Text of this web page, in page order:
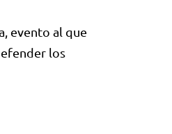
evento al que
los